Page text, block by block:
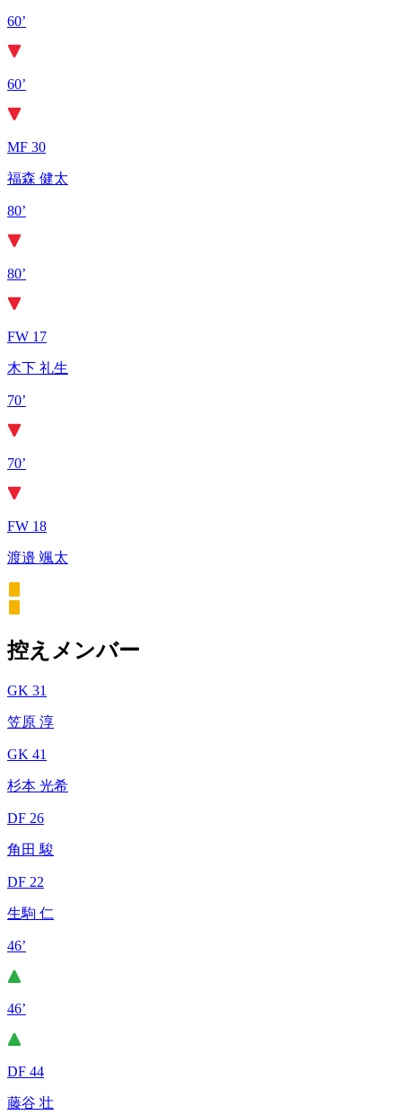
60’
60’
MF 30
福森 健太
80’
80’
FW 17
木下 礼生
70’
70’
FW 18
渡邉 颯太
控えメンバー
GK 31
笠原 淳
GK 41
杉本 光希
DF 26
角田 駿
DF 22
生駒 仁
46’
46’
DF 44
藤谷 壮